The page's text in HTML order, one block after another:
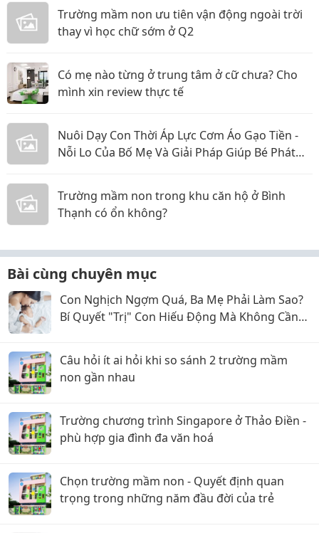
Trường mầm non ưu tiên vận động ngoài trời
thay vì học chữ sớm ở Q2
Có mẹ nào từng ở trung tâm ở cữ chưa? Cho
mình xin review thực tế
Nuôi Dạy Con Thời Áp Lực Cơm Áo Gạo Tiền -
Nỗi Lo Của Bố Mẹ Và Giải Pháp Giúp Bé Phát
Trường mầm non trong khu căn hộ ở Bình
Thạnh có ổn không?
Bài cùng chuyên mục
Con Nghịch Ngợm Quá, Ba Mẹ Phải Làm Sao?
Bí Quyết "Trị" Con Hiếu Động Mà Không Cần
Câu hỏi ít ai hỏi khi so sánh 2 trường mầm
non gần nhau
Trường chương trình Singapore ở Thảo Điền -
phù hợp gia đình đa văn hoá
Chọn trường mầm non - Quyết định quan
trọng trong những năm đầu đời của trẻ